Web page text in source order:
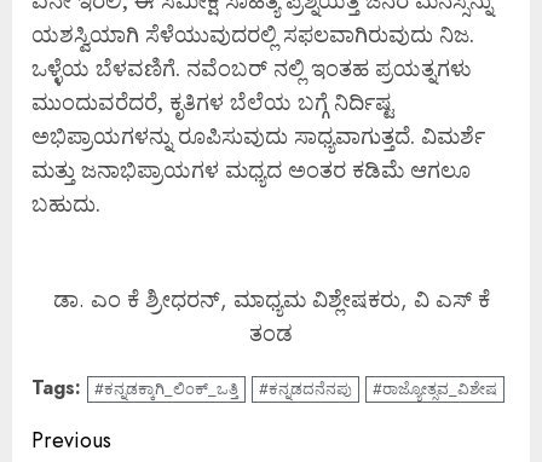
ಯಶಸ್ವಿಯಾಗಿ ಸೆಳೆಯುವುದರಲ್ಲಿ ಸಫಲವಾಗಿರುವುದು ನಿಜ.
ಒಳ್ಳೆಯ ಬೆಳವಣಿಗೆ. ನವೆಂಬರ್ ನಲ್ಲಿ ಇಂತಹ ಪ್ರಯತ್ನಗಳು
ಮುಂದುವರೆದರೆ, ಕೃತಿಗಳ ಬೆಲೆಯ ಬಗ್ಗೆ ನಿರ್ದಿಷ್ಟ
ಅಭಿಪ್ರಾಯಗಳನ್ನು ರೂಪಿಸುವುದು ಸಾಧ್ಯವಾಗುತ್ತದೆ. ವಿಮರ್ಶೆ
ಮತ್ತು ಜನಾಭಿಪ್ರಾಯಗಳ ಮಧ್ಯದ ಅಂತರ ಕಡಿಮೆ ಆಗಲೂ
ಬಹುದು.
ಡಾ. ಎಂ ಕೆ ಶ್ರೀಧರನ್, ಮಾಧ್ಯಮ ವಿಶ್ಲೇಷಕರು, ವಿ ಎಸ್ ಕೆ
ತಂಡ
Tags: #ಕನ್ನಡಕ್ಕಾಗಿ_ಲಿಂಕ್_ಒತ್ತಿ #ಕನ್ನಡದನೆನಪು #ರಾಜ್ಯೋತ್ಸವ_ವಿಶೇಷ
Continue
Previous